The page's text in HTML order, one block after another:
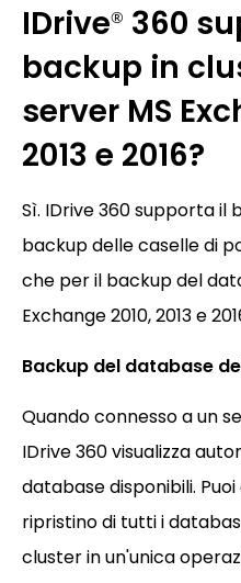
IDrive® 360
backup in
server MS
2013 e 2016?
Sì. IDrive 360 supporta il
backup delle caselle di
che per il backup del
Exchange 2010, 2013 e
Backup del database
Quando connesso a un
IDrive 360 visualizza
database disponibili.
ripristino di tutti i
cluster in un'unica